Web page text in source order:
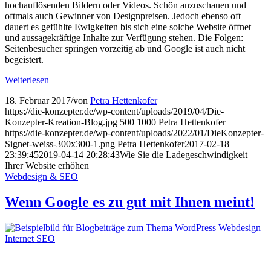
hochauflösenden Bildern oder Videos. Schön anzuschauen und
oftmals auch Gewinner von Designpreisen. Jedoch ebenso oft
dauert es gefühlte Ewigkeiten bis sich eine solche Website öffnet
und aussagekräftige Inhalte zur Verfügung stehen. Die Folgen:
Seitenbesucher springen vorzeitig ab und Google ist auch nicht
begeistert.
Weiterlesen
18. Februar 2017/von Petra Hettenkofer
https://die-konzepter.de/wp-content/uploads/2019/04/Die-
Konzepter-Kreation-Blog.jpg 500 1000 Petra Hettenkofer
https://die-konzepter.de/wp-content/uploads/2022/01/DieKonzepter-
Signet-weiss-300x300-1.png Petra Hettenkofer2017-02-18
23:39:452019-04-14 20:28:43Wie Sie die Lade­geschwin­digkeit
Ihrer Website erhöhen
Webdesign & SEO
Wenn Google es zu gut mit Ihnen meint!